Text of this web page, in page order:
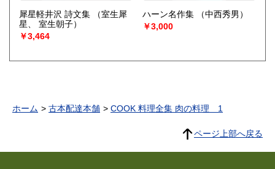
犀星軽井沢 詩文集
（室生犀
星、 室生朝子）
￥3,464
ハーン名作集
（中西秀男）
￥3,000
ホーム 古本配達本舗 COOK 料理全集 肉の料理 1
ページ上部へ戻る